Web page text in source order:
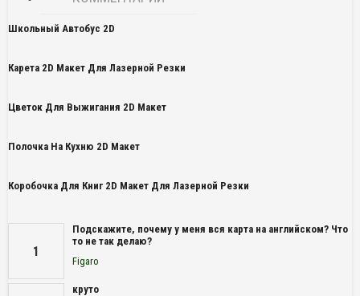
Школьный Автобус 2D
Карета 2D Макет Для Лазерной Резки
Цветок Для Выжигания 2D Макет
Полочка На Кухню 2D Макет
Коробочка Для Книг 2D Макет Для Лазерной Резки
1
Подскажите, почему у меня вся карта на английском? Что
то не так делаю?
Figaro
круто